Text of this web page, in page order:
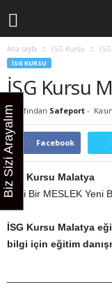
Ana sayfa İSG Kursu
İSG KURSU
İSG Kursu
Tarafından Safeport -
Facebook
İSG
Kursu Malatya
Yeni Bir MESLEK Yeni
İSG Kursu Malatya
bilgi için eğitim
Biz Sizi Arayalım